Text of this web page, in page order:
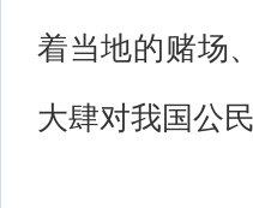
着当地的赌场
大肆对我国公